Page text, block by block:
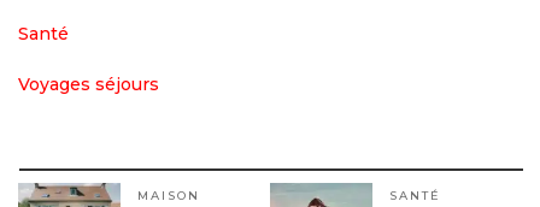
Santé
Voyages séjours
MAISON SANTÉ